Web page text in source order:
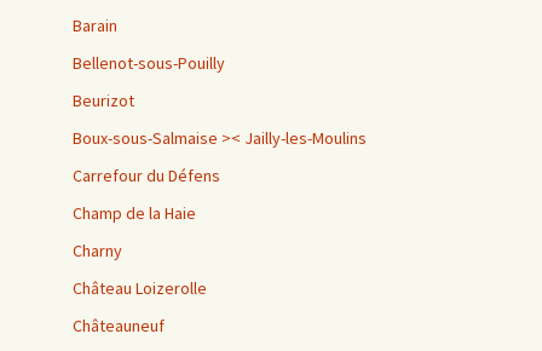
Barain
Bellenot-sous-Pouilly
Beurizot
Boux-sous-Salmaise >< Jailly-les-Moulins
Carrefour du Défens
Champ de la Haie
Charny
Château Loizerolle
Châteauneuf